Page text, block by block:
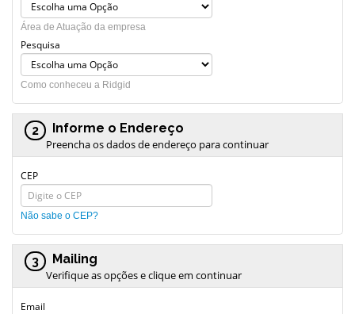
Área de Atuação da empresa
Pesquisa
Como conheceu a Ridgid
2 Informe o Endereço
Preencha os dados de endereço para continuar
CEP
Não sabe o CEP?
3 Mailing
Verifique as opções e clique em continuar
Email